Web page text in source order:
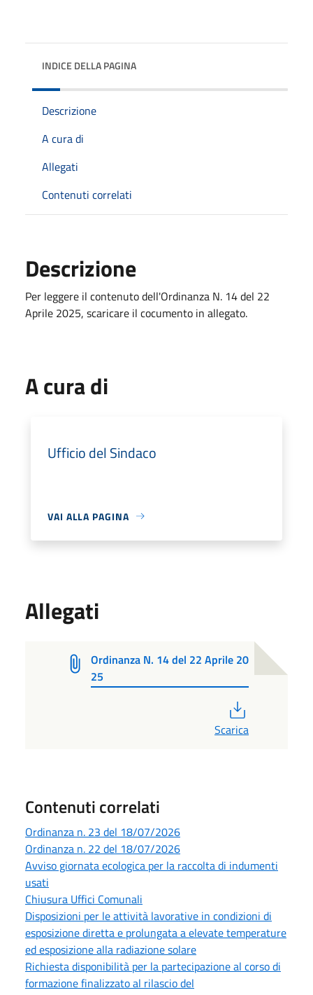
INDICE DELLA PAGINA
Descrizione
A cura di
Allegati
Contenuti correlati
Descrizione
Per leggere il contenuto dell'Ordinanza N. 14 del 22
Aprile 2025, scaricare il cocumento in allegato.
A cura di
Ufficio del Sindaco
VAI ALLA PAGINA
Allegati
Ordinanza N. 14 del 22 Aprile 20
25
Scarica
Contenuti correlati
Ordinanza n. 23 del 18/07/2026
Ordinanza n. 22 del 18/07/2026
Avviso giornata ecologica per la raccolta di indumenti
usati
Chiusura Uffici Comunali
Disposizioni per le attività lavorative in condizioni di
esposizione diretta e prolungata a elevate temperature
ed esposizione alla radiazione solare
Richiesta disponibilità per la partecipazione al corso di
formazione finalizzato al rilascio del